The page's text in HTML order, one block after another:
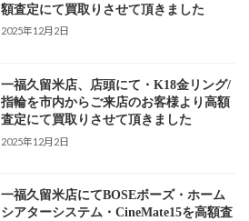
額査定にて買取りさせて頂きました
2025年12月2日
一福久留米店、店頭にて・K18金リング/
指輪を市内からご来店のお客様より高額
査定にて買取りさせて頂きました
2025年12月2日
一福久留米店にてBOSEボーズ・ホーム
シアターシステム・CineMate15を高額査